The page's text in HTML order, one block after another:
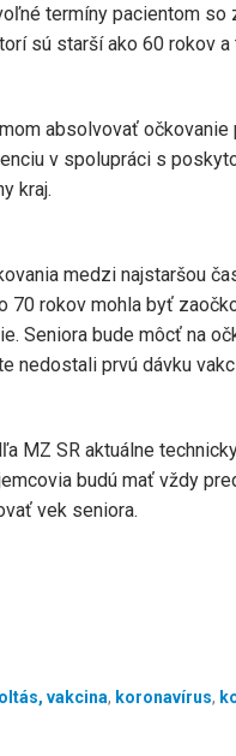
termíny pacientom
sú starší ako 60 rokov
absolvovať
v spolupráci s
kraj.
medzi najstaršou
70 rokov mohla byť
Seniora bude môcť na
nedostali prvú dávku
MZ SR aktuálne
budú mať vždy
vek seniora.
oltás, vakcina, koronavírus,